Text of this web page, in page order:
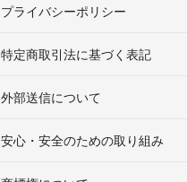
プライバシーポリシー
特定商取引法に基づく表記
外部送信について
安心・安全のための取り組み